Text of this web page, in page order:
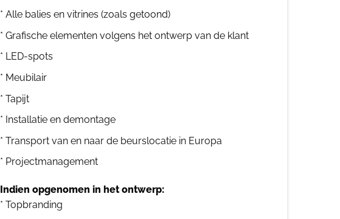
* Alle balies en vitrines (zoals getoond)
* Grafische elementen volgens het ontwerp van de klant
* LED-spots
* Meubilair
* Tapijt
* Installatie en demontage
* Transport van en naar de beurslocatie in Europa
* Projectmanagement
Indien opgenomen in het ontwerp:
* Topbranding